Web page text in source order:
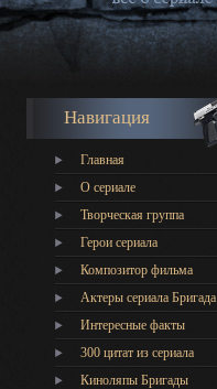
Навигация
Главная
О сериале
Творческая группа
Герои сериала
Композитор фильма
Актеры сериала Бригада
Интересные факты
300 цитат из сериала
Киноляпы Бригады